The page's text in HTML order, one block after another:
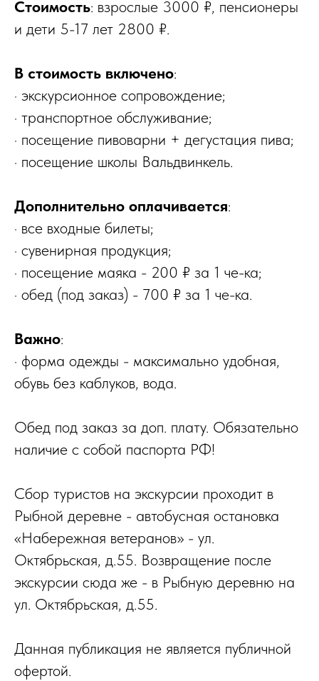
Стоимость: взрослые 3000 ₽, пенсионеры
и дети 5-17 лет 2800 ₽.
В стоимость включено:
· экскурсионное сопровождение;
· транспортное обслуживание;
· посещение пивоварни + дегустация пива;
· посещение школы Вальдвинкель.
Дополнительно оплачивается:
· все входные билеты;
· сувенирная продукция;
· посещение маяка - 200 ₽ за 1 че-ка;
· обед (под заказ) - 700 ₽ за 1 че-ка.
Важно:
· форма одежды - максимально удобная,
обувь без каблуков, вода.
Обед под заказ за доп. плату. Обязательно
наличие с собой паспорта РФ!
Сбор туристов на экскурсии проходит в
Рыбной деревне - автобусная остановка
«Набережная ветеранов» - ул.
Октябрьская, д.55. Возвращение после
экскурсии сюда же - в Рыбную деревню на
ул. Октябрьская, д.55.
Данная публикация не является публичной
офертой.